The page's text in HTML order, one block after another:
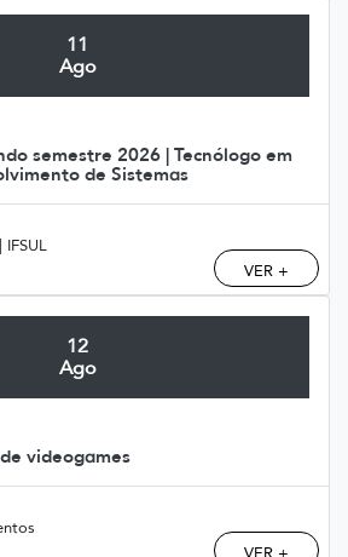
11
Ago
semestre 2026 | Tecnólogo em
de Sistemas
VER +
12
Ago
videogames
VER +